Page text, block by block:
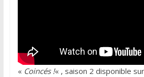
« Coincés !« , saison 2 disponible